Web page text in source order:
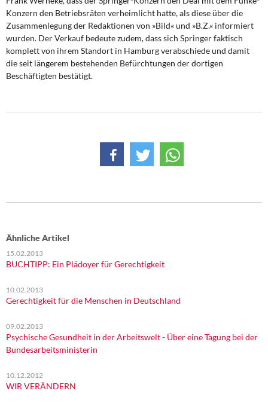
Konzern den Betriebsräten verheimlicht hatte, als diese über die
Zusammenlegung der Redaktionen von »Bild« und »B.Z.« informiert
wurden. Der Verkauf bedeute zudem, dass sich Springer faktisch
komplett von ihrem Standort in Hamburg verabschiede und damit
die seit längerem bestehenden Befürchtungen der dortigen
Beschäftigten bestätigt.
Ähnliche Artikel
15.02.2013
BUCHTIPP: Ein Plädoyer für Gerechtigkeit
10.02.2013
Gerechtigkeit für die Menschen in Deutschland
09.02.2013
Psychische Gesundheit in der Arbeitswelt - Über eine Tagung bei der
Bundesarbeitsministerin
10.12.2012
WIR VERÄNDERN